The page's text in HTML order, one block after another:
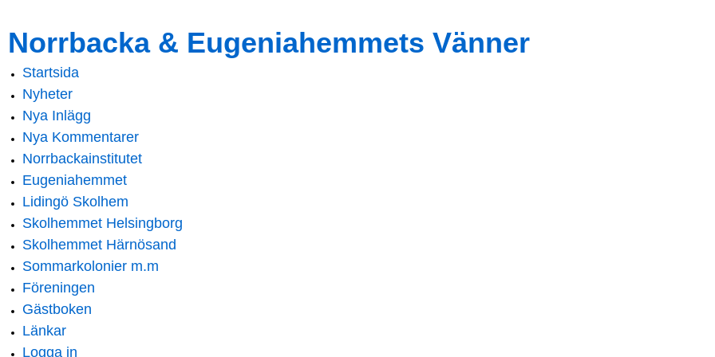
main
content
navigation
Norrbacka & Eugeniahemmets Vänner
Main menu
Startsida
Nyheter
Nya Inlägg
Nya Kommentarer
Norrbackainstitutet
Eugeniahemmet
Lidingö Skolhem
Skolhemmet Helsingborg
Skolhemmet Härnösand
Sommarkolonier m.m
Föreningen
Gästboken
Länkar
Logga in